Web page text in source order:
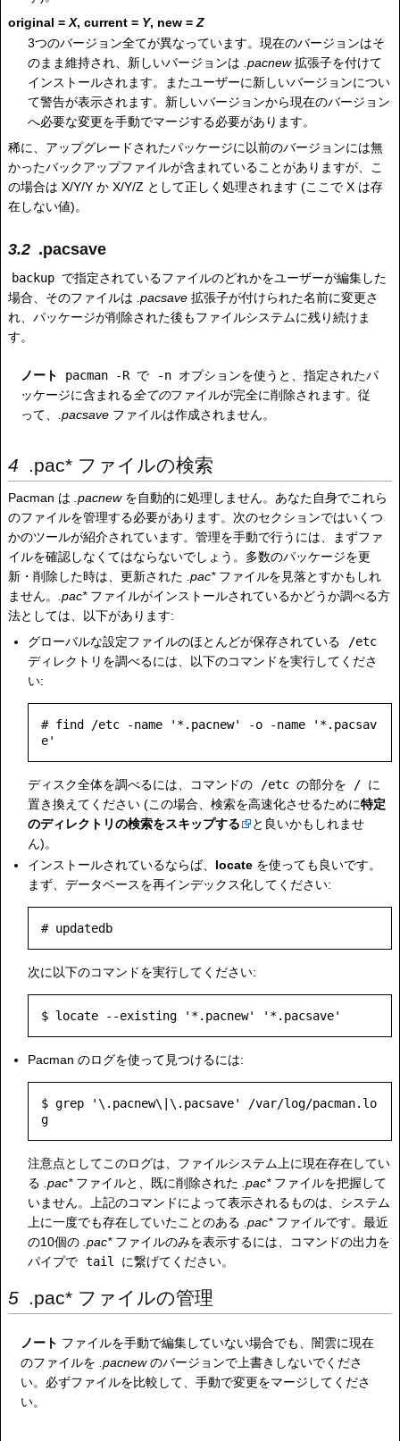
original = X, current = Y, new = Z
3つのバージョン全てが異なっています。現在のバージョンはそ
のまま維持され、新しいバージョンは.pacnew拡張子を付けて
インストールされます。またユーザーに新しいバージョンについ
て警告が表示されます。新しいバージョンから現在のバージョン
へ必要な変更を手動でマージする必要があります。
稀に、アップグレードされたパッケージに以前のバージョンには無
かったバックアップファイルが含まれていることがありますが、こ
の場合は X/Y/Y か X/Y/Z として正しく処理されます (ここで X は存
在しない値)。
.pacsave
backup で指定されているファイルのどれかをユーザーが編集した
場合、そのファイルは .pacsave 拡張子が付けられた名前に変更さ
れ、パッケージが削除された後もファイルシステムに残り続けま
す。
ノート pacman -R で -n オプションを使うと、指定されたパ
ッケージに含まれる全てのファイルが完全に削除されます。従
って、 .pacsave ファイルは作成されません。
.pac* ファイルの検索
Pacman は .pacnewを自動的に処理しません。あなた自身でこれら
のファイルを管理する必要があります。次のセクションではいくつ
かのツールが紹介されています。管理を手動で行うには、まずファ
イルを確認しなくてはならないでしょう。多数のパッケージを更
新・削除した時は、更新された .pac*ファイルを見落とすかもしれ
ません。 .pac*ファイルがインストールされているかどうか調べる方
法としては、以下があります:
グローバルな設定ファイルのほとんどが保存されている
/etc
ディレクトリを調べるには、以下のコマンドを実行してくださ
い:
# find /etc -name '*.pacnew' -o -name '*.pacsav
e'
ディスク全体を調べるには、コマンドの /etc の部分を / に
置き換えてください (この場合、検索を高速化させるために特定
のディレクトリの検索をスキップする
と良いかもしれませ
ん)。
インストールされているならば、 locate を使っても良いです。
まず、データベースを再インデックス化してください:
# updatedb
次に以下のコマンドを実行してください:
$ locate --existing '*.pacnew' '*.pacsave'
Pacman のログを使って見つけるには:
$ grep '\.pacnew\|\.pacsave' /var/log/pacman.lo
g
注意点としてこのログは、ファイルシステム上に現在存在してい
る .pac*ファイルと、既に削除された .pac*ファイルを把握して
いません。上記のコマンドによって表示されるものは、システム
上に一度でも存在していたことのある .pac*ファイルです。最近
の10個の .pac*ファイルのみを表示するには、コマンドの出力を
パイプで tail に繋げてください。
.pac* ファイルの管理
ノート ファイルを手動で編集していない場合でも、闇雲に現在
のファイルを .pacnewのバージョンで上書きしないでくださ
い。必ずファイルを比較して、手動で変更をマージしてくださ
い。